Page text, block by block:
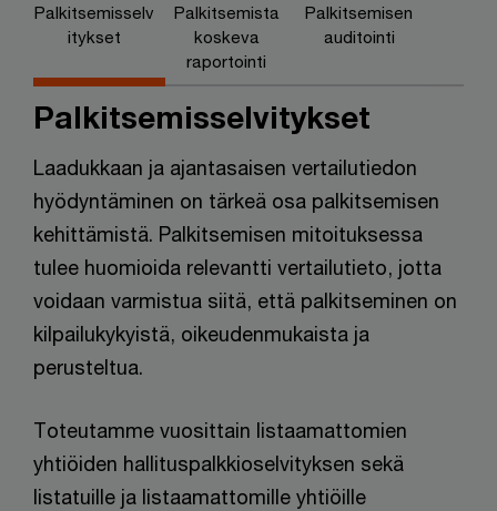
Palkitsemisselv
itykset
Palkitsemista
koskeva
raportointi
Palkitsemisen
auditointi
Palkitsemisselvitykset
Laadukkaan ja ajantasaisen vertailutiedon
hyödyntäminen on tärkeä osa palkitsemisen
kehittämistä. Palkitsemisen mitoituksessa
tulee huomioida relevantti vertailutieto, jotta
voidaan varmistua siitä, että palkitseminen on
kilpailukykyistä, oikeudenmukaista ja
perusteltua.
Toteutamme vuosittain listaamattomien
yhtiöiden hallituspalkkioselvityksen sekä
listatuille ja listaamattomille yhtiöille